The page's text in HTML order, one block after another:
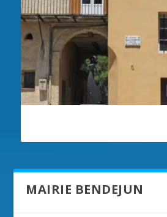
MAIRIE BENDEJUN